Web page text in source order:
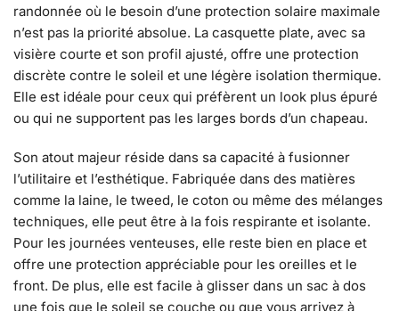
randonnée où le besoin d’une protection solaire maximale
n’est pas la priorité absolue. La casquette plate, avec sa
visière courte et son profil ajusté, offre une protection
discrète contre le soleil et une légère isolation thermique.
Elle est idéale pour ceux qui préfèrent un look plus épuré
ou qui ne supportent pas les larges bords d’un chapeau.
Son atout majeur réside dans sa capacité à fusionner
l’utilitaire et l’esthétique. Fabriquée dans des matières
comme la laine, le tweed, le coton ou même des mélanges
techniques, elle peut être à la fois respirante et isolante.
Pour les journées venteuses, elle reste bien en place et
offre une protection appréciable pour les oreilles et le
front. De plus, elle est facile à glisser dans un sac à dos
une fois que le soleil se couche ou que vous arrivez à